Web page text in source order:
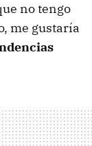
no tengo
me gustaría